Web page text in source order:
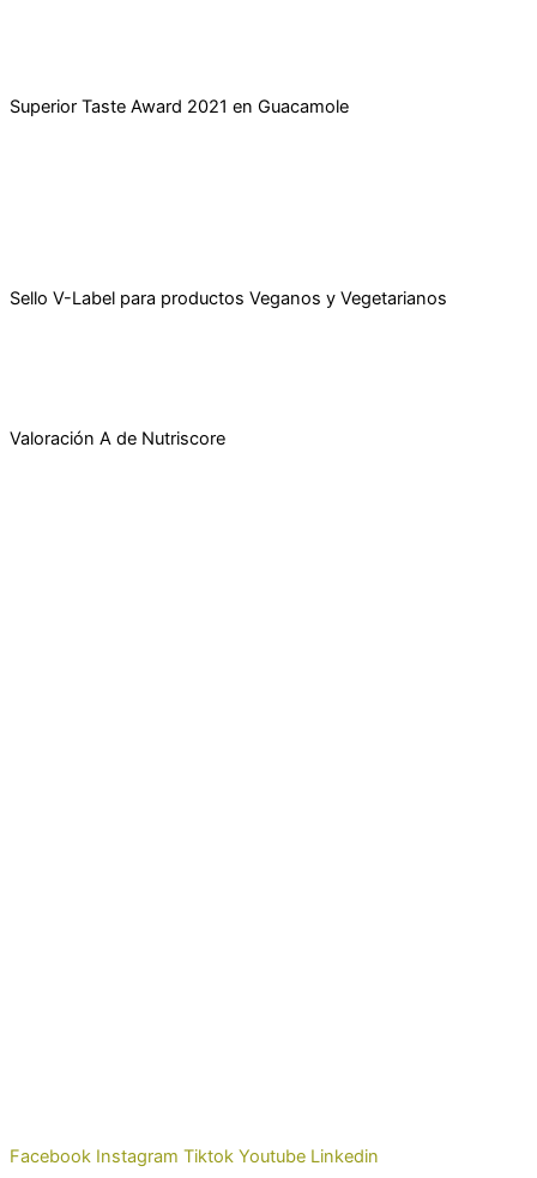
Superior Taste Award 2021 en Guacamole
Sello V-Label para productos Veganos y Vegetarianos
Valoración A de Nutriscore
Facebook Instagram Tiktok Youtube Linkedin